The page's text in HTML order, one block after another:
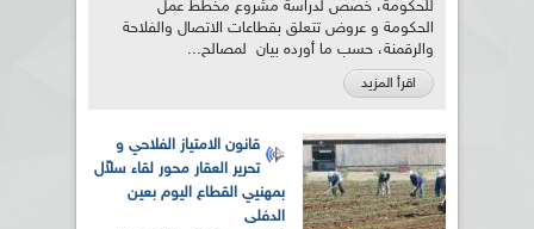
للحكومة، خصص لدراسة مشروع مخطط عمل
الحكومة و عروض تتعلق بقطاعات الاتصال والفلاحة
والرقمنة، حسب ما أورده بيان لمصالح...
اقرأ المزيد
قانون الامتياز الفلاحي و
تحرير العقار محور لقاء سلاّل
بمهنيي القطاع اليوم بعين
الدفلى